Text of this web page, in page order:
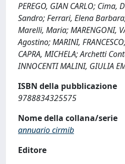
PEREGO, GIAN CARLO; Cima,
Sandro; Ferrari, Elena
Marelli, Maria; MARENGONI,
Agostino; MARINI,
CAPRA, MICHELA; Archetti
INNOCENTI MALINI, GIULIA
ISBN della pubblicazione
9788834325575
Nome della collana/serie
annuario cirmib
Editore